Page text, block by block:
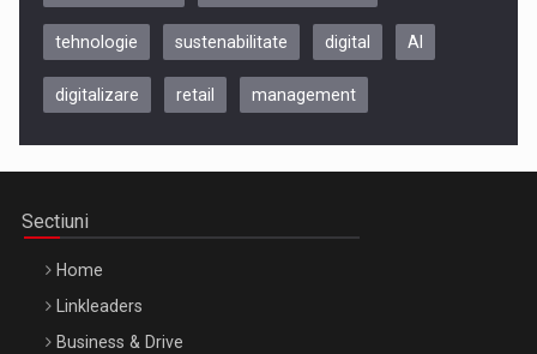
Be Inspired. Make it Happen!, CLUJ, 9 Decembrie
tehnologie sustenabilitate digital AI
digitalizare retail management
Sectiuni
Home
Linkleaders
Business & Drive